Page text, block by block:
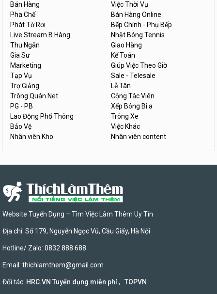
Bán Hàng
Việc Thời Vụ
Pha Chế
Bán Hàng Online
Phát Tờ Rơi
Bếp Chính - Phụ Bếp
Live Stream B.Hàng
Nhặt Bóng Tennis
Thu Ngân
Giao Hàng
Gia Sư
Kế Toán
Marketing
Giúp Việc Theo Giờ
Tạp Vụ
Sale - Telesale
Trợ Giảng
Lễ Tân
Trông Quán Net
Cộng Tác Viên
PG - PB
Xếp Bóng Bi a
Lao Động Phổ Thông
Trông Xe
Bảo Vệ
Việc Khác
Nhân viên Kho
Nhân viên content
Website Tuyển Dụng – Tìm Việc Làm Thêm Uy Tín
Địa chỉ: Số 179, Nguyễn Ngọc Vũ, Cầu Giấy, Hà Nội
Hotline/ Zalo: 0832 888 688
Email: thichlamthem@gmail.com
Đối tác: HRC.VN Tuyển dụng miễn phí, TOPVN